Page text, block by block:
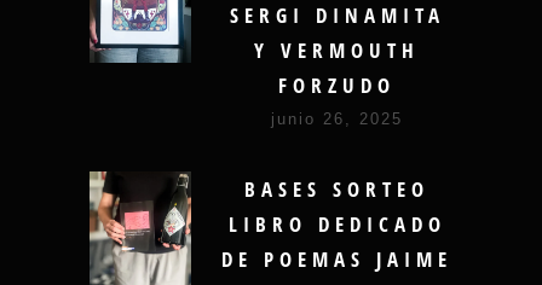
SERGI DINAMITA
Y VERMOUTH
FORZUDO
junio 26, 2025
BASES SORTEO
LIBRO DEDICADO
DE POEMAS JAIME